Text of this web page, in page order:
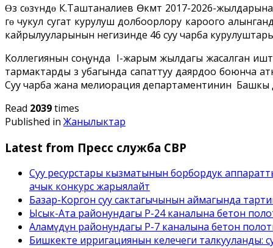
Ɵз сɵзʏндɵ К.Таштаналиев Өкмөт 2017-2026-
гɵ чукул сугат курулуш долбоорлору кароого
кайрылууларынын негизинде 46 суу чарба
Коллегиянын соңунда I-жарым жылдагы жасалган
тармактарды өз убагында сапаттуу даярдоо боюнча
Суу чарба жана мелиорация департаментинин Башкы
Read 2039times
Published in Жанылыктар
Latest from Пресс служба СВР
Суу ресурстары кызматынын борбордук
ачык конкурс жарыялайт
Базар-Коргон суу сактагычынын аймагында
Ысык-Ата районундагы Р-24 каналына бетон
Аламүдүн районундагы Р-7 каналына бетон
Бишкекте ирригациянын келечеги талкууланды: